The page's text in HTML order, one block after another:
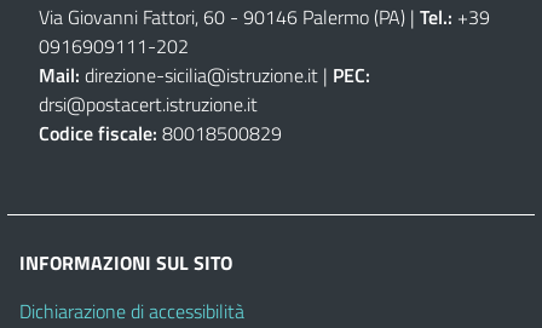
Via Giovanni Fattori, 60 - 90146 Palermo (PA) | Tel.: +39
0916909111-202
Mail: direzione-sicilia@istruzione.it | PEC:
drsi@postacert.istruzione.it
Codice fiscale: 80018500829
INFORMAZIONI SUL SITO
Dichiarazione di accessibilità